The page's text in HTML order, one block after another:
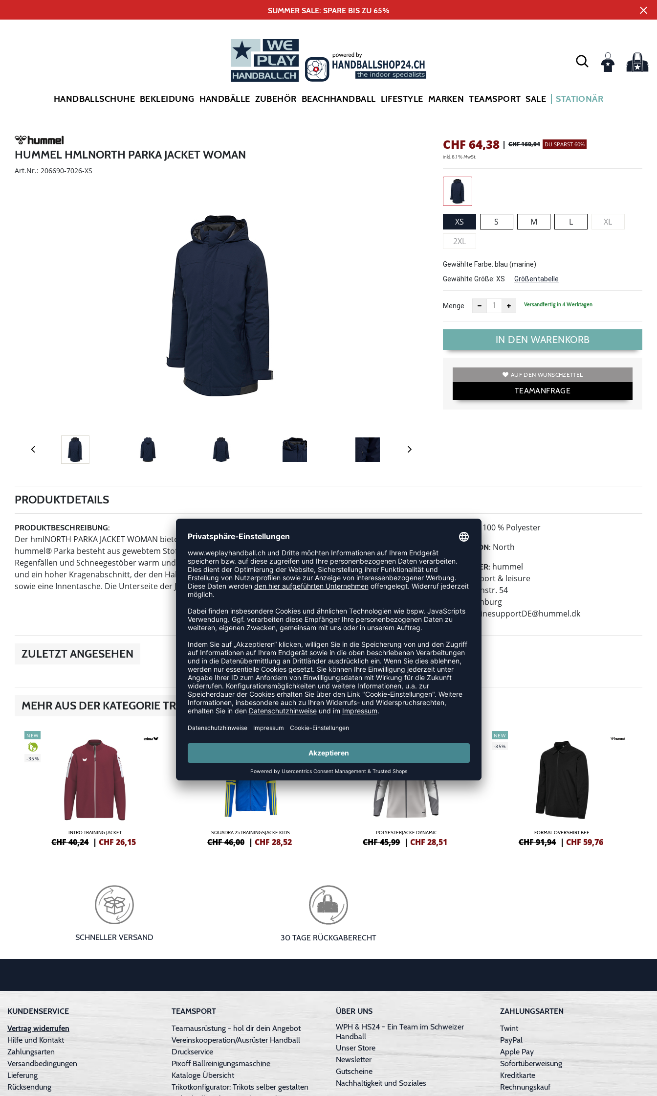
SUMMER SALE: SPARE BIS ZU 65%
HANDBALLSCHUHE BEKLEIDUNG HANDBÄLLE ZUBEHÖR BEACHHANDBALL LIFESTYLE MARKEN TEAMSPORT SALE STATIONÄR
HUMMEL HMLNORTH PARKA JACKET WOMAN
Art.Nr.: 206690-7026-XS
CHF 64,38 | CHF 160,94 DU SPARST 60%
inkl. 8.1 % MwSt.
XS S M L
XL
2XL
Gewählte Farbe: blau (marine)
Gewählte Größe: XS Größentabelle
Menge Versandfertig in 4 Werktagen
IN DEN WARENKORB
AUF DEN WUNSCHZETTEL
TEAMANFRAGE
PRODUKTDETAILS
PRODUKTBESCHREIBUNG:
Der hmlNORTH PARKA JACKET WOMAN bietet dir in dieser Herbst-/Wintersaison optimalen Schutz. Dieser
hummel® Parka besteht aus gewebtem Stoff mit Wasserbeständigkeit WP3000, der dich bei leichten
Regenfällen und Schneegestöber warm und trocken hält. Auf der Innenseite der Kapuze befindet sich ein Print
und ein hoher Kragenabschnitt, der den Hals jederzeit bedeckt. Die Jacke hat Seitentaschen mit Reißverschluss
sowie eine Innentasche. Die Unterseite der Jacke kann mit einem Kordelzug eingestellt werden.
100 % Polyester
KOLLEKTION: North
HERSTELLER: hummel
hummel sport & leisure
Leverkusenstr. 54
22761 Hamburg
E-Mail:
onlinesupportDE@hummel.dk
ZULETZT ANGESEHEN
MEHR AUS DER KATEGORIE TRAININGSJACKEN
NEW
-35%
INTRO TRAINING JACKET
CHF 40,24 |CHF 26,15
SQUADRA 25 TRAININGSJACKE KIDS
CHF 46,00 | CHF 28,52
POLYESTERJACKE DYNAMIC
CHF 45,99 |CHF 28,51
NEW
-35%
FORMAL OVERSHIRT BEE
CHF 91,94 | CHF 59,76
SCHNELLER VERSAND 30 TAGE RÜCKGABERECHT
KUNDENSERVICE
Vertrag widerrufen
Hilfe und Kontakt
Zahlungsarten
Versandbedingungen
Lieferung
Rücksendung
TEAMSPORT
Teamausrüstung - hol dir dein Angebot
Vereinskooperation/Ausrüster Handball
Druckservice
Pixoff Ballreinigungsmaschine
Kataloge Übersicht
Trikotkonfigurator: Trikots selber gestalten
ÜBER UNS
WPH & HS24 - Ein Team im Schweizer
Handball
Unser Store
Newsletter
Gutscheine
Nachhaltigkeit und Soziales
ZAHLUNGSARTEN
Twint
PayPal
Apple Pay
Sofortüberweisung
Kreditkarte
Rechnungskauf